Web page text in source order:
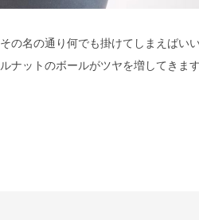
その名の通り何でも掛けてしまえばい
ルナットのボールがツヤを増してきま